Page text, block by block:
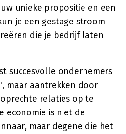
unieke propositie en een
je een gestage stroom
die je bedrijf laten
succesvolle ondernemers
maar aantrekken door
relaties op te
economie is niet de
maar degene die het